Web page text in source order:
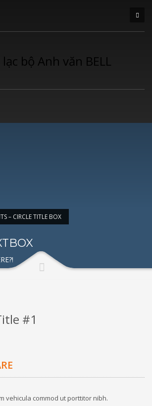
– CIRCLE TITLE BOX
#1
vehicula commod ut porttitor nibh.